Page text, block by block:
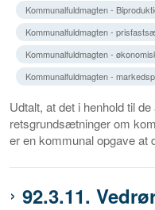
Kommunalfuldmagten -
Kommunalfuldmagten -
Kommunalfuldmagten -
Kommunalfuldmagten -
Udtalt, at det i henhold til
retsgrundsætninger om
er en kommunal opgave at
92.3.11.